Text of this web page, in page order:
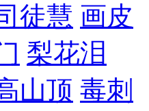
徒慧 画皮
梨花泪
山顶 毒刺